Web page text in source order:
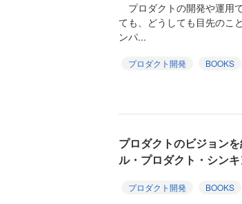
プロダクトの開発や運用
ても、どうしても目先のこ
ンパ...
プロダクト開発
BOOKS
プロダクトのビジョン
ル・プロダクト・シン
プロダクト開発 BOOKS